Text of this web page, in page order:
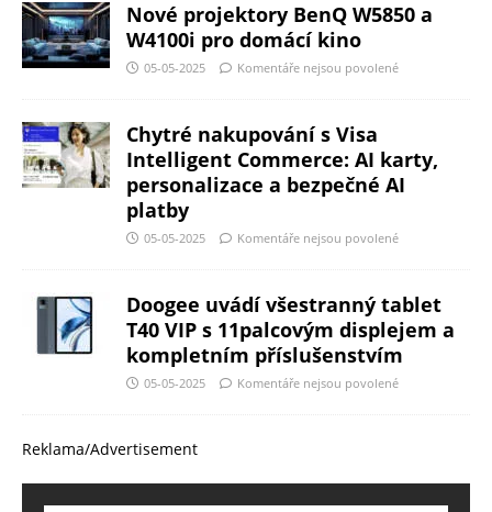
Nové projektory BenQ W5850 a
W4100i pro domácí kino
05-05-2025 Komentáře nejsou povolené
Chytré nakupování s Visa
Intelligent Commerce: AI karty,
personalizace a bezpečné AI
platby
05-05-2025 Komentáře nejsou povolené
Doogee uvádí všestranný tablet
T40 VIP s 11palcovým displejem a
kompletním příslušenstvím
05-05-2025 Komentáře nejsou povolené
Reklama/Advertisement